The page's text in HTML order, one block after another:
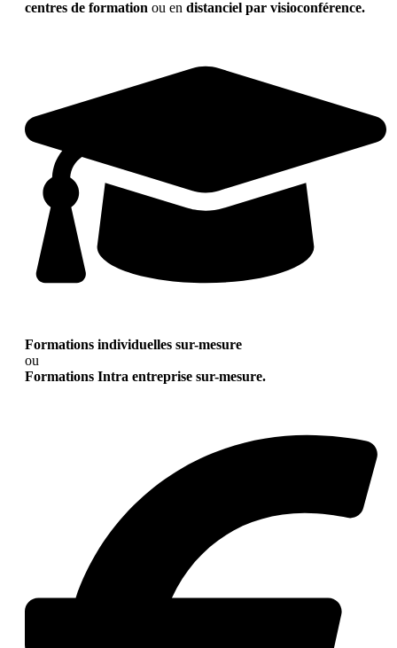
centres de formation ou en distanciel par visioconférence.
Formations individuelles sur-mesure
ou
Formations Intra entreprise sur-mesure.